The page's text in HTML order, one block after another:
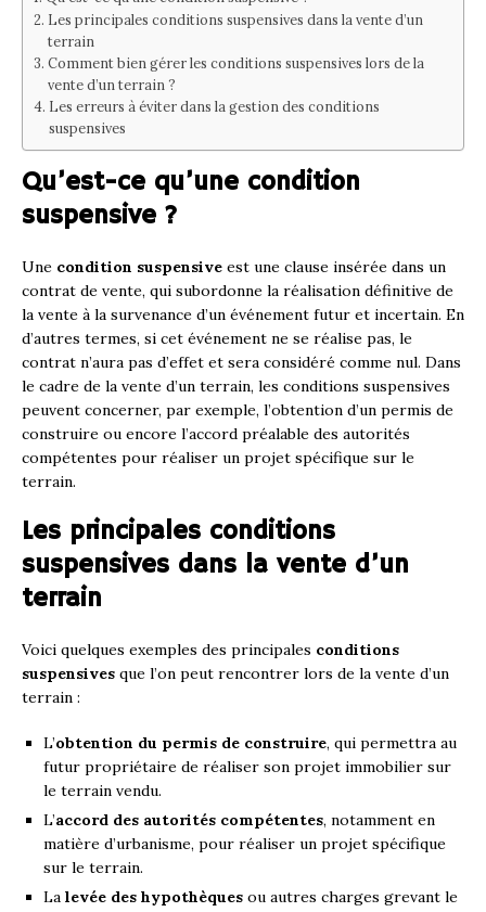
Les principales conditions suspensives dans la vente d’un
terrain
Comment bien gérer les conditions suspensives lors de la
vente d’un terrain ?
Les erreurs à éviter dans la gestion des conditions
suspensives
Qu’est-ce qu’une condition
suspensive ?
Une condition suspensive est une clause insérée dans un
contrat de vente, qui subordonne la réalisation définitive de
la vente à la survenance d’un événement futur et incertain. En
d’autres termes, si cet événement ne se réalise pas, le
contrat n’aura pas d’effet et sera considéré comme nul. Dans
le cadre de la vente d’un terrain, les conditions suspensives
peuvent concerner, par exemple, l’obtention d’un permis de
construire ou encore l’accord préalable des autorités
compétentes pour réaliser un projet spécifique sur le
terrain.
Les principales conditions
suspensives dans la vente d’un
terrain
Voici quelques exemples des principales conditions
suspensives que l’on peut rencontrer lors de la vente d’un
terrain :
L’obtention du permis de construire, qui permettra au
futur propriétaire de réaliser son projet immobilier sur
le terrain vendu.
L’accord des autorités compétentes, notamment en
matière d’urbanisme, pour réaliser un projet spécifique
sur le terrain.
La levée des hypothèques ou autres charges grevant le